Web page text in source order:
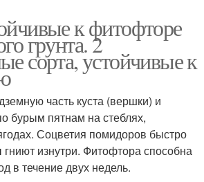
к фитофторе
грунта. 2
сорта, устойчивые к
часть куста (вершки) и
бурым пятнам на стеблях,
Соцветия помидоров быстро
изнутри. Фитофтора способна
в течение двух недель.